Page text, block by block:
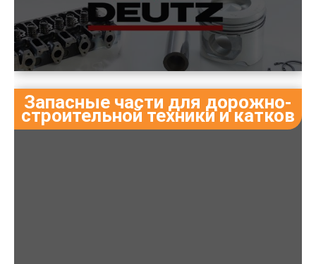
Запасные части для дорожно-
строительной техники и катков